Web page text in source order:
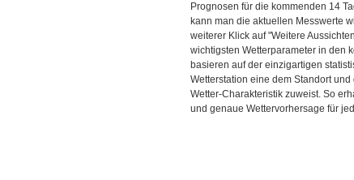
Prognosen für die kommenden 14
kann man die aktuellen Messwerte
weiterer Klick auf "Weitere
wichtigsten Wetterparameter in den
basieren auf der einzigartigen
Wetterstation eine dem Standort
Wetter-Charakteristik zuweist. So
und genaue Wettervorhersage für